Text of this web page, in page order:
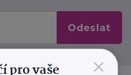
Odeslat
×
pro vaše